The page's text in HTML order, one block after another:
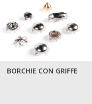
BORCHIE CON GRIFFE